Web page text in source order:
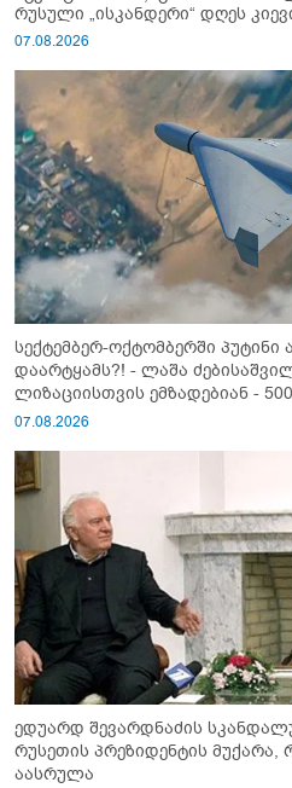
რუსული „ისკანდერი“ დღეს
07.08.2026
სექტემბერ-ოქტომბერში
დაარტყამს?! - ლაშა
ლიზაციისთვის ემზადებიან -
გაიწვიონ ომში"
07.08.2026
ედუარდ შევარდნაძის
რუსეთის პრეზიდენტის
აასრულა